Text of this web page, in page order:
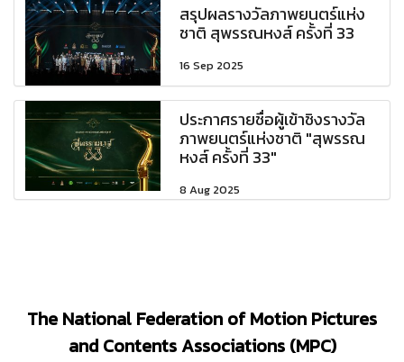
สรุปผลรางวัลภาพยนตร์แห่ง
ชาติ สุพรรณหงส์ ครั้งที่ 33
16 Sep 2025
ประกาศรายชื่อผู้เข้าชิงรางวัล
ภาพยนตร์แห่งชาติ "สุพรรณ
หงส์ ครั้งที่ 33"
8 Aug 2025
The National Federation of Motion Pictures
and Contents Associations (MPC)